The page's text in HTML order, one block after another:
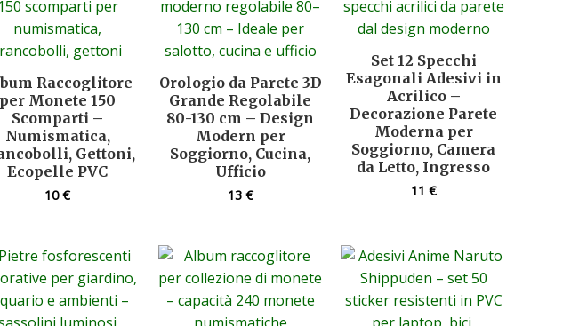
Raccoglitore
per Monete 150
Scomparti –
Numismatica,
Gettoni,
Ecopelle PVC
10€
Orologio da Parete 3D
Grande Regolabile
80-130 cm – Design
Modern per
Soggiorno, Cucina,
Ufficio
13 €
Set 12 Specchi
Esagonali Adesivi in
Acrilico –
Decorazione Parete
Moderna per
Soggiorno, Camera
da Letto, Ingresso
11 €